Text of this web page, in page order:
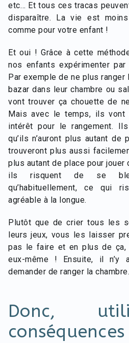
etc… Et tous ces tracas
disparaître. La vie est
comme pour votre enfant !
Et oui ! Grâce à cette
nos enfants expérimenter
Par exemple de ne plus
bazar dans leur chambre ou
vont trouver ça chouette de
Mais avec le temps, ils vont
intérêt pour le rangement.
qu’ils n’auront plus autant
trouveront plus aussi
plus autant de place pour
ils risquent de se
qu’habituellement, ce qui
agréable à la longue.
Plutôt que de crier tous les
leurs jeux, vous les laisser
pas le faire et en plus de
eux-même ! Ensuite, il
demander de ranger la chambre.
Donc,
conséquences